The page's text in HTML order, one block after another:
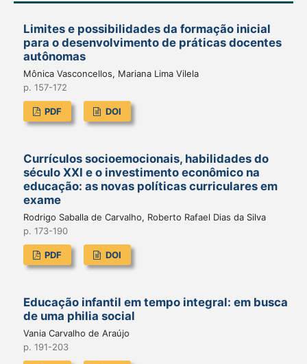
Limites e possibilidades da formação inicial
para o desenvolvimento de práticas docentes
autônomas
Mônica Vasconcellos, Mariana Lima Vilela
p. 157-172
PDF DOI
Currículos socioemocionais, habilidades do
século XXI e o investimento econômico na
educação: as novas políticas curriculares em
exame
Rodrigo Saballa de Carvalho, Roberto Rafael Dias da Silva
p. 173-190
PDF DOI
Educação infantil em tempo integral: em busca
de uma philia social
Vania Carvalho de Araújo
p. 191-203